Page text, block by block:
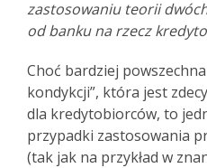
zastosowaniu teorii
od banku na rzecz
Choć bardziej
kondykcji”, która jest
dla kredytobiorców, to
przypadki zastosowania
(tak jak na przykład w